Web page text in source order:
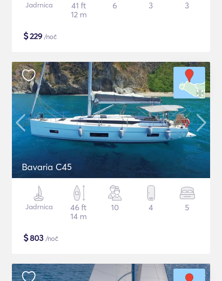
Jadrnica
41 ft
12 m
6 3 3
$229 /noč
Bavaria C45
Jadrnica
46 ft
14 m
10 4 5
$803 /noč